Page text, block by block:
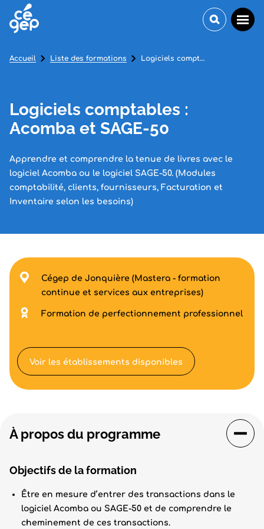
Logiciels comptables :
Acomba et SAGE-50
Apprendre et comprendre la tenue de livres avec le
logiciel Acomba ou le logiciel SAGE-50. (Modules
comptabilité, clients, fournisseurs, Facturation et
Inventaire selon les besoins)
Accueil Liste des formations Logiciels comptables : Acomba et SAGE-50
À propos du programme
Objectifs de la formation
Être en mesure d’entrer des transactions dans le
logiciel Acomba ou SAGE-50 et de comprendre le
cheminement de ces transactions.
Cégep de Jonquière (Mastera - formation
continue et services aux entreprises)
Formation de perfectionnement professionnel
Voir les établissements disponibles